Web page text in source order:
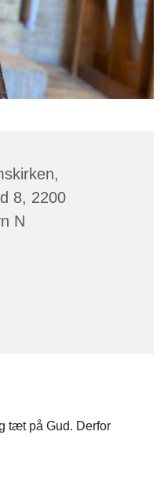
8, 2200
N
tæt på Gud. Derfor